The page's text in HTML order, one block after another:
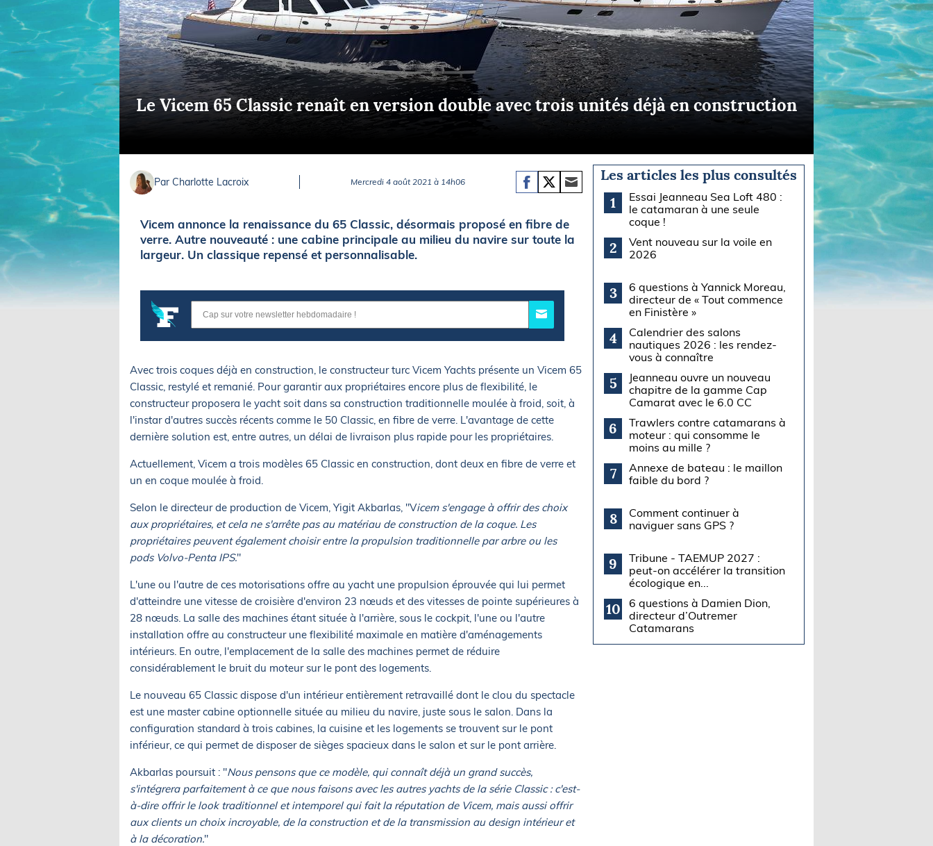
Le Vicem 65 Classic renaît en version double avec trois unités déjà en construction
Par Charlotte Lacroix Mercredi 4 août 2021 à 14h06
Vicem annonce la renaissance du 65 Classic, désormais proposé en fibre de
verre. Autre nouveauté : une cabine principale au milieu du navire sur toute la
largeur. Un classique repensé et personnalisable.
Avec trois coques déjà en construction, le constructeur turc Vicem Yachts présente un Vicem 65
Classic, restylé et remanié. Pour garantir aux propriétaires encore plus de flexibilité, le
constructeur proposera le yacht soit dans sa construction traditionnelle moulée à froid, soit, à
l'instar d'autres succès récents comme le 50 Classic, en fibre de verre. L'avantage de cette
dernière solution est, entre autres, un délai de livraison plus rapide pour les propriétaires.
Actuellement, Vicem a trois modèles 65 Classic en construction, dont deux en fibre de verre et
un en coque moulée à froid.
Selon le directeur de production de Vicem, Yigit Akbarlas, "Vicem s'engage à offrir des choix
aux propriétaires, et cela ne s'arrête pas au matériau de construction de la coque. Les
propriétaires peuvent également choisir entre la propulsion traditionnelle par arbre ou les
pods Volvo-Penta IPS."
L'une ou l'autre de ces motorisations offre au yacht une propulsion éprouvée qui lui permet
d'atteindre une vitesse de croisière d'environ 23 nœuds et des vitesses de pointe supérieures à
28 nœuds. La salle des machines étant située à l'arrière, sous le cockpit, l'une ou l'autre
installation offre au constructeur une flexibilité maximale en matière d'aménagements
intérieurs. En outre, l'emplacement de la salle des machines permet de réduire
considérablement le bruit du moteur sur le pont des logements.
Le nouveau 65 Classic dispose d'un intérieur entièrement retravaillé dont le clou du spectacle
est une master cabine optionnelle située au milieu du navire, juste sous le salon. Dans la
configuration standard à trois cabines, la cuisine et les logements se trouvent sur le pont
inférieur, ce qui permet de disposer de sièges spacieux dans le salon et sur le pont arrière.
Akbarlas poursuit : "Nous pensons que ce modèle, qui connaît déjà un grand succès,
s'intégrera parfaitement à ce que nous faisons avec les autres yachts de la série Classic : c'est-
à-dire offrir le look traditionnel et intemporel qui fait la réputation de Vicem, mais aussi offrir
aux clients un choix incroyable, de la construction et de la transmission au design intérieur et
à la décoration."
Les articles les plus consultés
1
Essai Jeanneau Sea Loft 480 :
le catamaran à une seule
coque !
2
Vent nouveau sur la voile en
2026
3
6 questions à Yannick Moreau,
directeur de « Tout commence
en Finistère »
4
Calendrier des salons
nautiques 2026 : les rendez-
vous à connaître
5
Jeanneau ouvre un nouveau
chapitre de la gamme Cap
Camarat avec le 6.0 CC
6
Trawlers contre catamarans à
moteur : qui consomme le
moins au mille ?
7
Annexe de bateau : le maillon
faible du bord ?
8
Comment continuer à
naviguer sans GPS ?
9
Tribune - TAEMUP 2027 :
peut-on accélérer la transition
écologique en...
10
6 questions à Damien Dion,
directeur d’Outremer
Catamarans